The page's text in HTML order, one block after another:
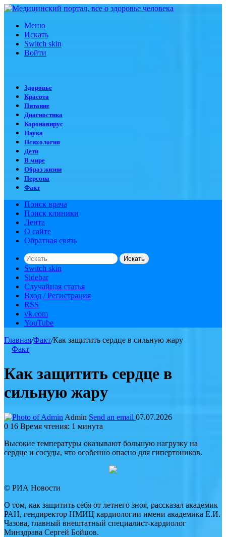
Меню
Искать
Switch skin
Войти
Здоровье
Красота
Питание
Диагностика
Коронавирус
Наука
Психология
Дети
В мире
Образ жизни
Персона
Факт
Поиск врача
Поиск клиники
Лента
О сайте
Обратная связь
Искать
Switch skin
Sidebar
Случайная статья
Вход / Регистрация
RSS
vk.com
YouTube
Главная/Факт/Как защитить сердце в сильную жару
Факт
Как защитить сердце в
сильную жару
Admin Send an email 07.07.2026
0 16 Время чтения: 1 минута
Высокие температуры оказывают большую нагрузку на
сердце и сосуды, что особенно опасно для гипертоников.
© РИА Новости
О том, как защитить себя от летнего зноя, рассказал академик
РАН, гендиректор НМИЦ кардиологии имени академика Е.И.
Чазова, главный внештатный специалист-кардиолог
Минздрава Сергей Бойцов.